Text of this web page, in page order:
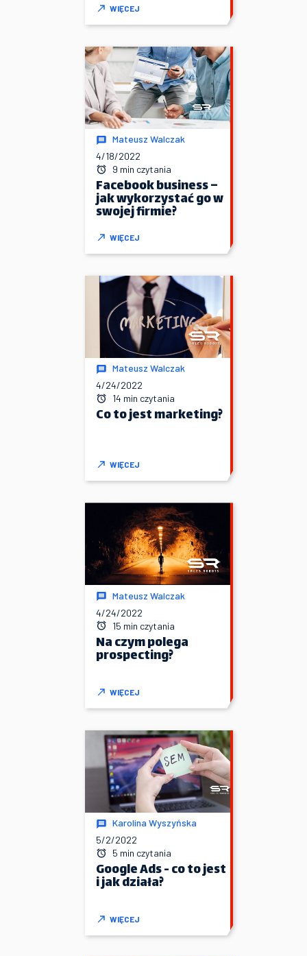
WIĘCEJ
Mateusz Walczak
4/18/2022
9 min czytania
Facebook business –
jak wykorzystać go w
swojej firmie?
WIĘCEJ
Mateusz Walczak
4/24/2022
14 min czytania
Co to jest marketing?
WIĘCEJ
Mateusz Walczak
4/24/2022
15 min czytania
Na czym polega
prospecting?
WIĘCEJ
Karolina Wyszyńska
5/2/2022
5 min czytania
Google Ads - co to jest
i jak działa?
WIĘCEJ